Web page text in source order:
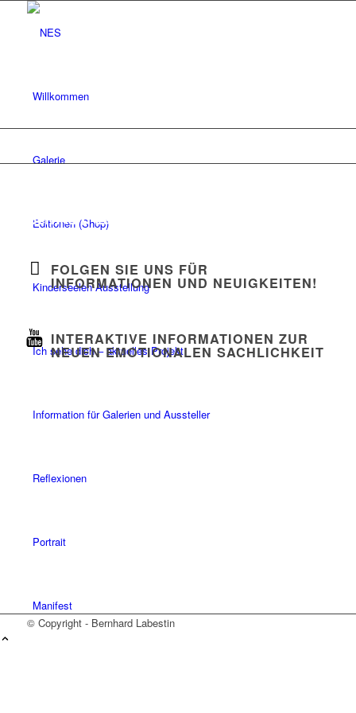
Willkommen
Galerie
Editionen (Shop)
Kinderseelen Ausstellung
Ich sehe dich – aktuelles Projekt
Information für Galerien und Aussteller
Reflexionen
Portrait
Manifest
Bernhard Labestin
Lichtbilder
FOLGEN SIE UNS FÜR
INFORMATIONEN UND NEUIGKEITEN!
INTERAKTIVE INFORMATIONEN ZUR
NEUEN EMOTIONALEN SACHLICHKEIT
Impressum
© Copyright - Bernhard Labestin